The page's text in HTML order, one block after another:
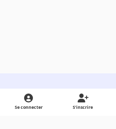
Light ModeDark ModeSystem Preference
Se connecter S’inscrire